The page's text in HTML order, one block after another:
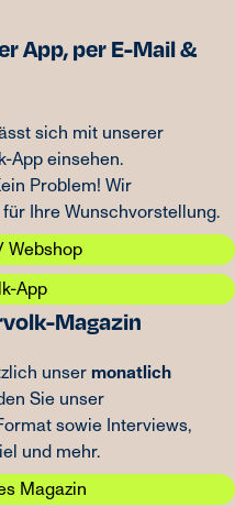
App, per E-Mail &
sich mit unserer
App einsehen.
Problem! Wir
Ihre Wunschvorstellung.
Webshop
App
Magazin
unsermonatlich
Sie unser
sowie Interviews,
und mehr.
Magazin